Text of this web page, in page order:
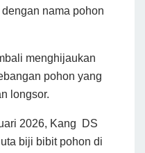
nama pohon
menghijaukan
pohon yang
longsor.
2026, Kang DS
biji bibit pohon di